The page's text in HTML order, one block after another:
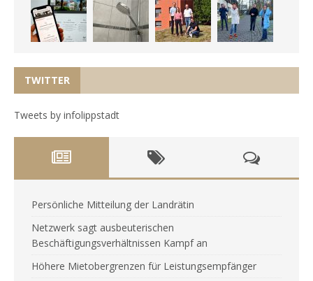
TWITTER
Tweets by infolippstadt
Persönliche Mitteilung der Landrätin
Netzwerk sagt ausbeuterischen
Beschäftigungsverhältnissen Kampf an
Höhere Mietobergrenzen für Leistungsempfänger